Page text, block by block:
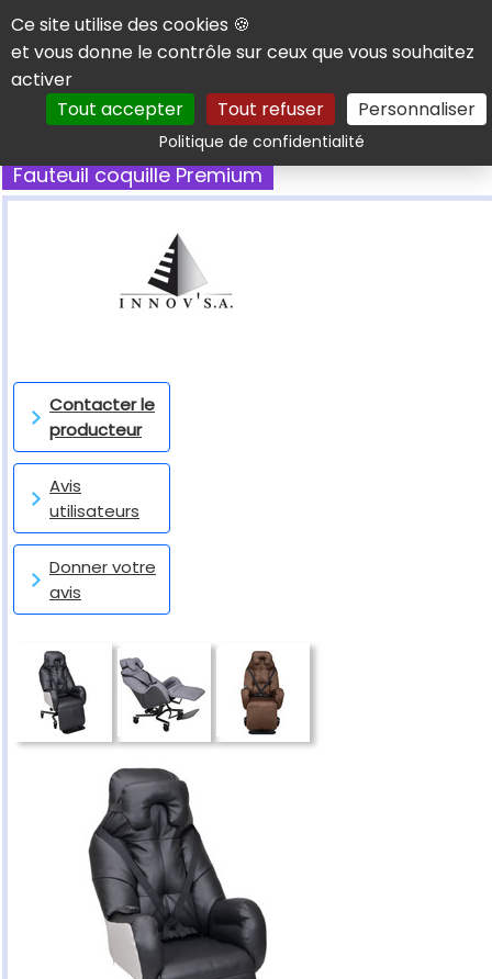
Panneau de gestion des cookies
Ce site utilise des cookies 🍪
et vous donne le contrôle sur ceux que vous souhaitez
activer
Tout accepter
Tout refuser Personnaliser
Politique de confidentialitéRechercher
Fauteuil coquille Premium
Contacter le
producteur
Avis
utilisateurs
Donner votre
avis